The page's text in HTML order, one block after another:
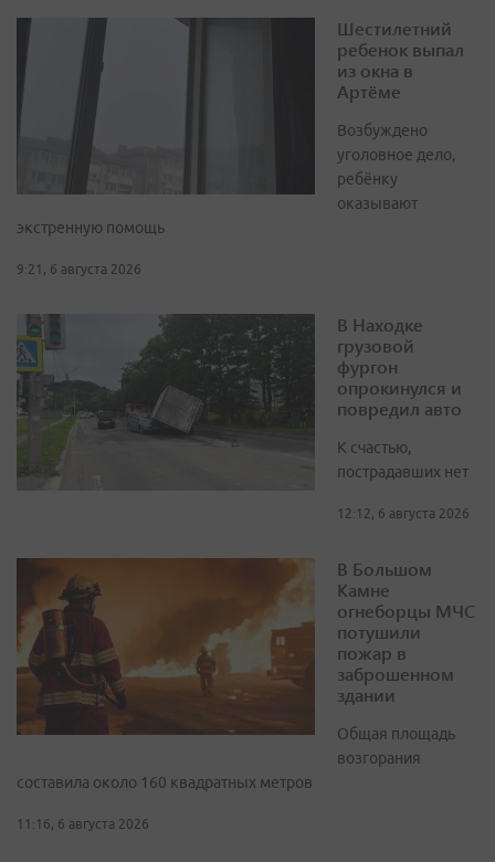
Шестилетний
ребенок выпал
из окна в
Артёме
Возбуждено
уголовное дело,
ребёнку
оказывают
экстренную помощь
9:21, 6 августа 2026
В Находке
грузовой
фургон
опрокинулся и
повредил авто
К счастью,
пострадавших нет
12:12, 6 августа 2026
В Большом
Камне
огнеборцы МЧС
потушили
пожар в
заброшенном
здании
Общая площадь
возгорания
составила около 160 квадратных метров
11:16, 6 августа 2026